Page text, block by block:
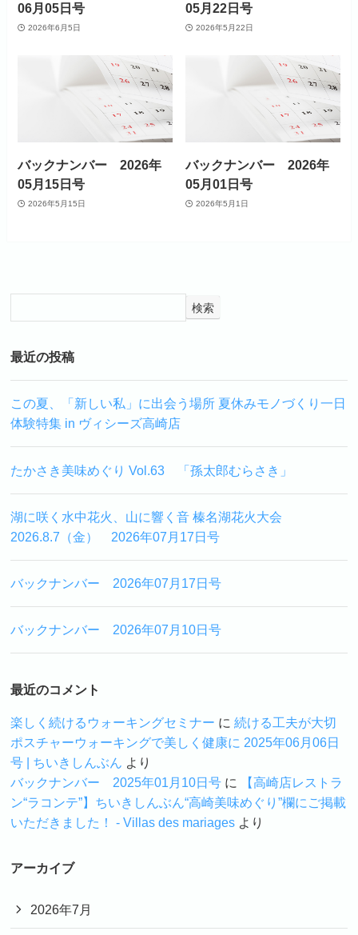
06月05日号
2026年6月5日
05月22日号
2026年5月22日
バックナンバー 2026年
05月15日号
2026年5月15日
バックナンバー 2026年
05月01日号
2026年5月1日
検索
最近の投稿
この夏、「新しい私」に出会う場所 夏休みモノづくり一日
体験特集 in ヴィシーズ高崎店
たかさき美味めぐり Vol.63 「孫太郎むらさき」
湖に咲く水中花火、山に響く音 榛名湖花火大会
2026.8.7（金） 2026年07月17日号
バックナンバー 2026年07月17日号
バックナンバー 2026年07月10日号
最近のコメント
楽しく続けるウォーキングセミナー に続ける工夫が大切
ポスチャーウォーキングで美しく健康に 2025年06月06日
号 | ちいきしんぶん より
バックナンバー 2025年01月10日号 に
【高崎店レストラ
ン“ラコンテ”】ちいきしんぶん“高崎美味めぐり”欄にご掲載
いただきました！ - Villas des mariages より
アーカイブ
2026年7月